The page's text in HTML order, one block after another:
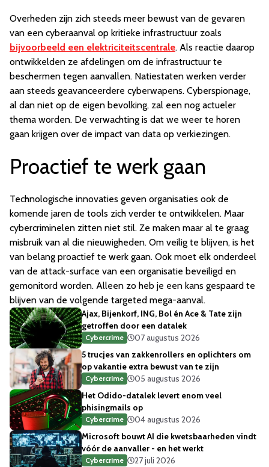
Overheden zijn zich steeds meer bewust van de gevaren
van een cyberaanval op kritieke infrastructuur zoals
bijvoorbeeld een elektriciteitscentrale. Als reactie daarop
ontwikkelden ze afdelingen om de infrastructuur te
beschermen tegen aanvallen. Natiestaten werken verder
aan steeds geavanceerdere cyberwapens. Cyberspionage,
al dan niet op de eigen bevolking, zal een nog actueler
thema worden. De verwachting is dat we weer te horen
gaan krijgen over de impact van data op verkiezingen.
Proactief te werk gaan
Technologische innovaties geven organisaties ook de
komende jaren de tools zich verder te ontwikkelen. Maar
cybercriminelen zitten niet stil. Ze maken maar al te graag
misbruik van al die nieuwigheden. Om veilig te blijven, is het
van belang proactief te werk gaan. Ook moet elk onderdeel
van de attack-surface van een organisatie beveiligd en
gemonitord worden. Alleen zo heb je een kans gespaard te
blijven van de volgende targeted mega-aanval.
Ajax, Bijenkorf, ING, Bol én Ace & Tate zijn
getroffen door een datalek
Cybercrime
07 augustus 2026
5 trucjes van zakkenrollers en oplichters om
op vakantie extra bewust van te zijn
Cybercrime
05 augustus 2026
Het Odido-datalek levert enom veel
phisingmails op
Cybercrime
04 augustus 2026
Microsoft bouwt AI die kwetsbaarheden vindt
vóór de aanvaller - en het werkt
Cybercrime 27 juli 2026